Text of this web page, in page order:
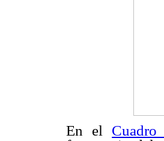
En el Cuadro